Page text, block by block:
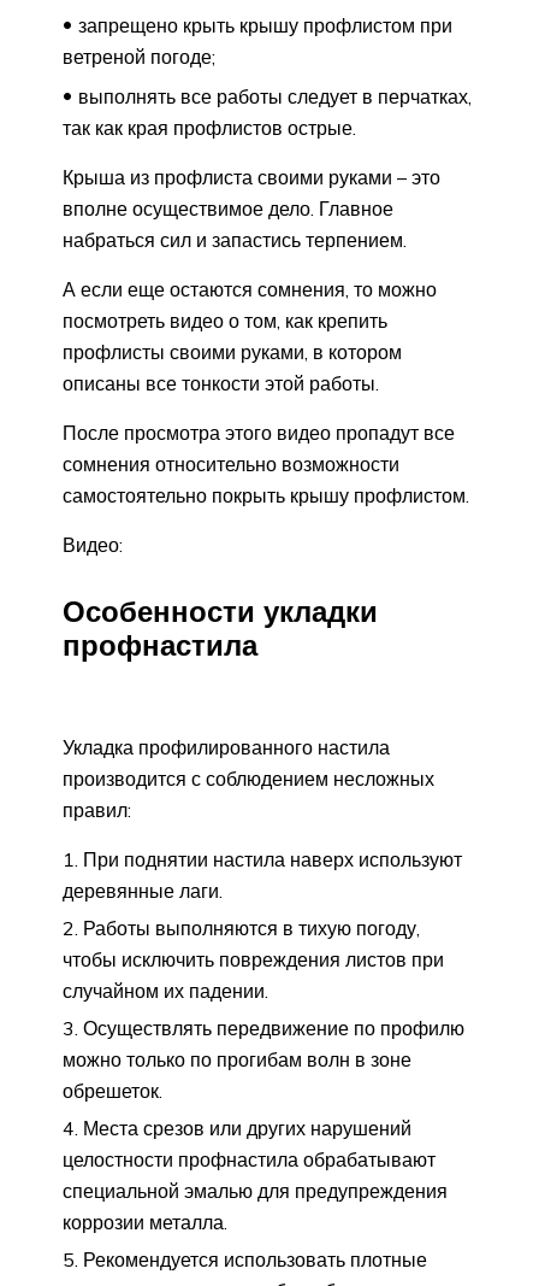
запрещено крыть крышу профлистом при
ветреной погоде;
выполнять все работы следует в перчатках,
так как края профлистов острые.
Крыша из профлиста своими руками – это
вполне осуществимое дело. Главное
набраться сил и запастись терпением.
А если еще остаются сомнения, то можно
посмотреть видео о том, как крепить
профлисты своими руками, в котором
описаны все тонкости этой работы.
После просмотра этого видео пропадут все
сомнения относительно возможности
самостоятельно покрыть крышу профлистом.
Видео:
Особенности укладки
профнастила
Укладка профилированного настила
производится с соблюдением несложных
правил:
При поднятии настила наверх используют
деревянные лаги.
Работы выполняются в тихую погоду,
чтобы исключить повреждения листов при
случайном их падении.
Осуществлять передвижение по профилю
можно только по прогибам волн в зоне
обрешеток.
Места срезов или других нарушений
целостности профнастила обрабатывают
специальной эмалью для предупреждения
коррозии металла.
Рекомендуется использовать плотные